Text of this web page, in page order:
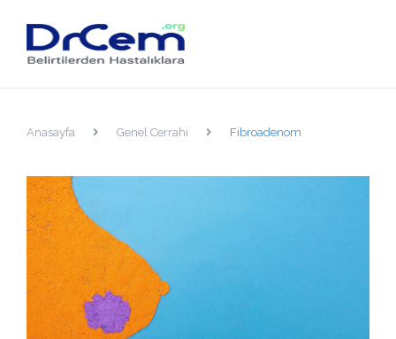
Anasayfa Genel Cerrahi Fibroadenom